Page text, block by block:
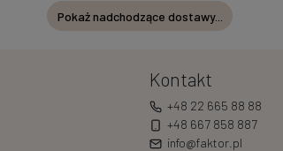
Pokaż nadchodzące dostawy...
Kontakt
+48 22 665 88 88
+48 667 858 887
info@faktor.pl